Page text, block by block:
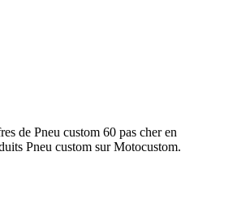
de Pneu custom 60 pas cher en
Pneu custom sur Motocustom.